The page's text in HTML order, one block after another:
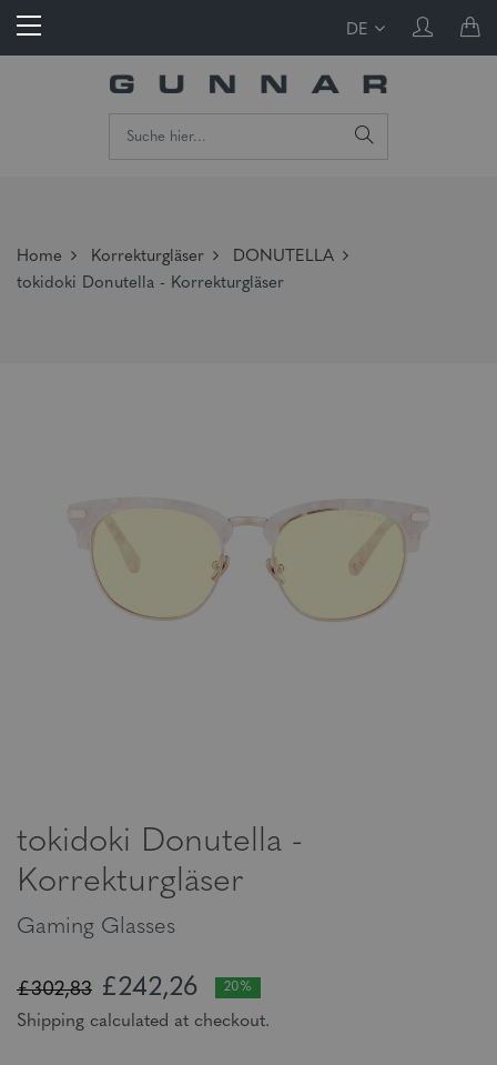
DE
Home Korrekturgläser
DONUTELLA
tokidoki Donutella - Korrekturgläser
tokidoki Donutella -
Korrekturgläser
Gaming Glasses
£302,83 £242,26 20%
Shipping calculated at checkout.